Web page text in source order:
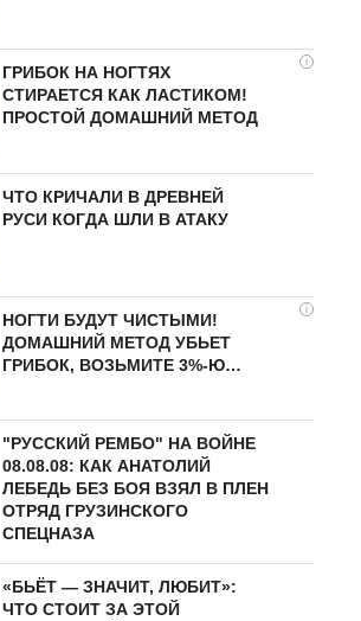
i
ГРИБОК НА НОГТЯХ
СТИРАЕТСЯ КАК ЛАСТИКОМ!
ПРОСТОЙ ДОМАШНИЙ МЕТОД
ЧТО КРИЧАЛИ В ДРЕВНЕЙ
РУСИ КОГДА ШЛИ В АТАКУ
i
НОГТИ БУДУТ ЧИСТЫМИ!
ДОМАШНИЙ МЕТОД УБЬЕТ
ГРИБОК, ВОЗЬМИТЕ 3%-Ю…
"РУССКИЙ РЕМБО" НА ВОЙНЕ
08.08.08: КАК АНАТОЛИЙ
ЛЕБЕДЬ БЕЗ БОЯ ВЗЯЛ В ПЛЕН
ОТРЯД ГРУЗИНСКОГО
СПЕЦНАЗА
«БЬЁТ — ЗНАЧИТ, ЛЮБИТ»:
ЧТО СТОИТ ЗА ЭТОЙ